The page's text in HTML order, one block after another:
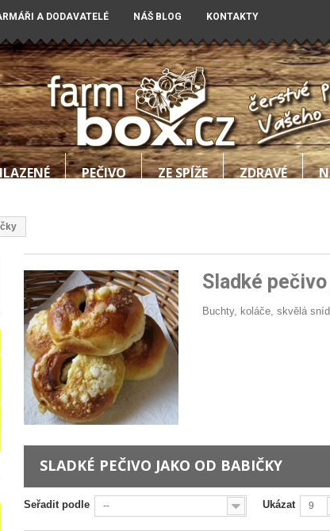
A DODAVATELÉ NÁŠ BLOG KONTAKTY
PEČIVO ZE SPÍŽE ZDRAVÉ
Sladké
Buchty, koláče, skvělá
SLADKÉ PEČIVO JAKO OD BABIČKY
Seřadit podle -- Ukázat 9